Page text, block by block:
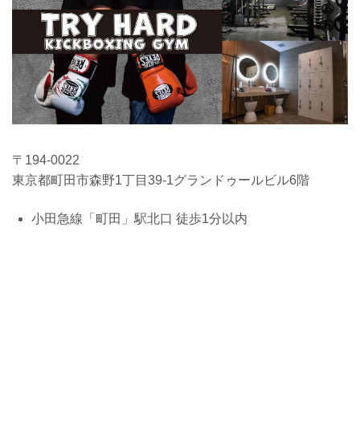
〒194-0022
東京都町田市森野1丁目39-1グランドゥールビル6階
小田急線「町田」駅北口 徒歩1分以内